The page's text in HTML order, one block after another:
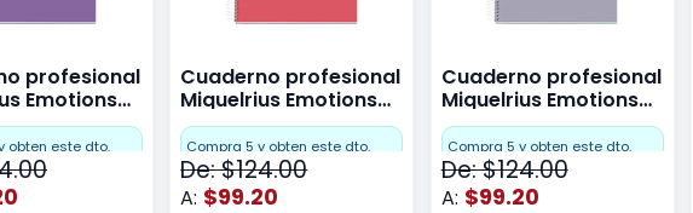
profesional
Emotions
Purpura
obten este dto.
Cuaderno profesional
Miquelrius Emotions
raya 80 hojas Coral
Compra 5 y obten este dto.
De: $124.00
A: $99.20
Cuaderno profesional
Miquelrius Emotions
raya 80 hojas Gris
Compra 5 y obten este dto.
De: $124.00
A: $99.20